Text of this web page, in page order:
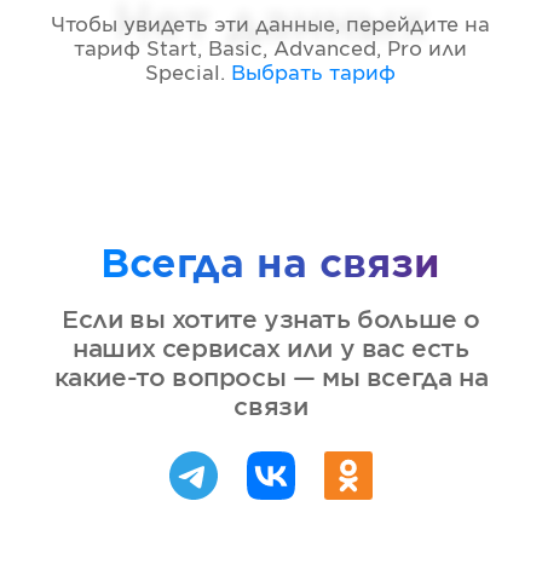
Нет данных
Чтобы увидеть эти данные, перейдите на
тариф Start, Basic, Advanced, Pro или
Special . Выбрать тариф
Всегда на связи
Если вы хотите узнать больше о
наших сервисах или у вас есть
какие-то вопросы — мы всегда на
связи